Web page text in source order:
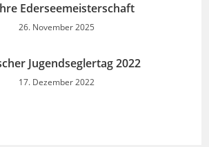
Ederseemeisterschaft
26. November 2025
Jugendseglertag 2022
17. Dezember 2022